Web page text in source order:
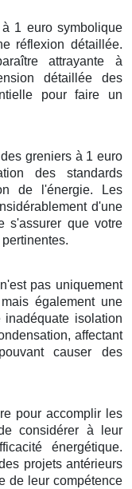
1 euro symbolique
réflexion détaillée.
attrayante à
détaillée des
pourfaire un
des greniersà 1 euro
des standards
de l'énergie. Les
d'une
s'assurer que votre
pertinentes.
n'est pas uniquement
égalementune
inadéquate isolation
, affectant
pouvant causer des
pour accomplirles
considérer à leur
énergétique.
projetsantérieurs
de leurcompétence